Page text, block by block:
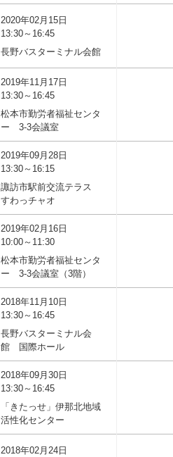
2020年02月15日
13:30～16:45
長野バスターミナル会館
2019年11月17日
13:30～16:45
松本市勤労者福祉センタ
ー 3-3会議室
2019年09月28日
13:30～16:15
諏訪市駅前交流テラス
すわっチャオ
2019年02月16日
10:00～11:30
松本市勤労者福祉センタ
ー 3-3会議室（3階）
2018年11月10日
13:30～16:45
長野バスターミナル会
館 国際ホール
2018年09月30日
13:30～16:45
「きたっせ」伊那北地域
活性化センター
2018年02月24日